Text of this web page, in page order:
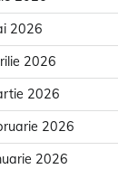
2026
2026
2026
2026
2026